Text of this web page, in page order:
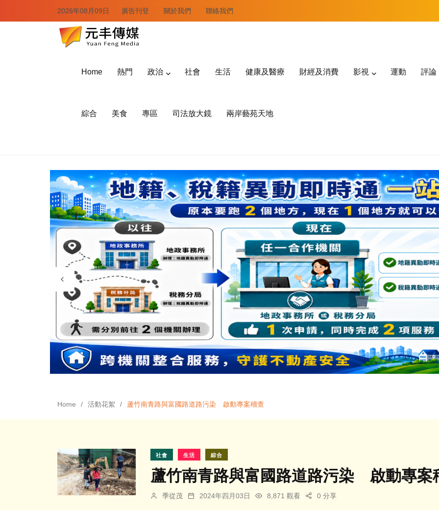
2026年08月09日 廣告刊登 關於我們 聯絡我們
Home 熱門 政治 社會 生活 健康及醫療 財經及消費 影視 運動 評論
綜合 美食 專區 司法放大鏡 兩岸藝苑天地
Home 活動花絮 蘆竹南青路與富國路道路污染 啟動專案稽查
社會 生活 綜合
蘆竹南青路與富國路道路污染 啟動專案
季從茂 2024年四月03日 8,871 觀看 0 分享